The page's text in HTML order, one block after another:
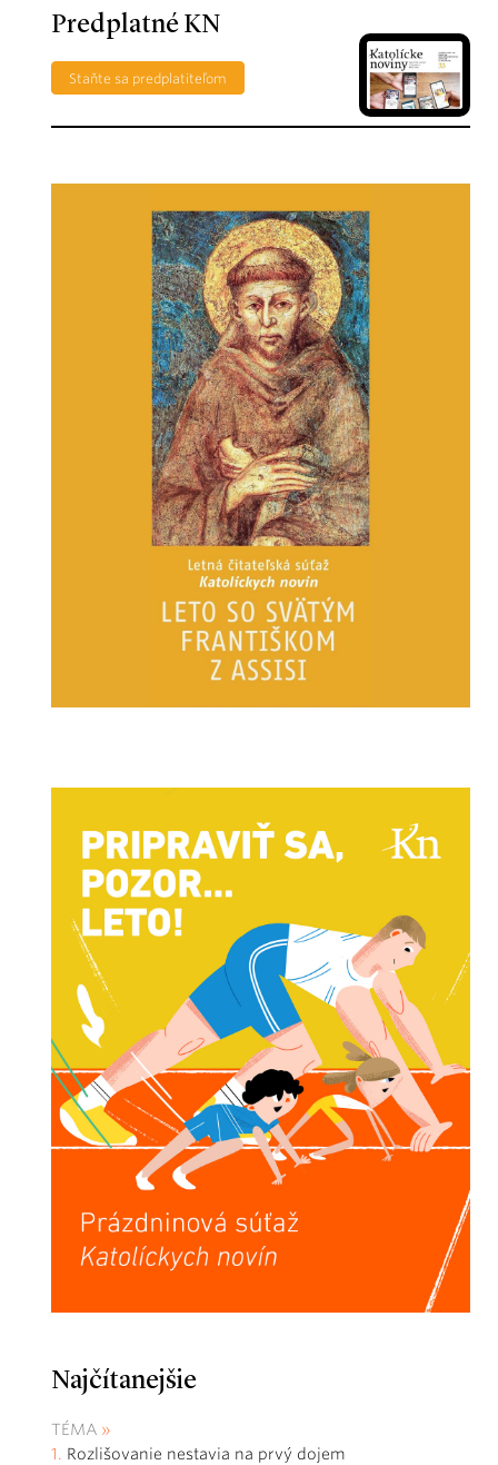
Predplatné KN
Staňte sa predplatiteľom
Najčítanejšie
TÉMA
Rozlišovanie nestavia na prvý dojem